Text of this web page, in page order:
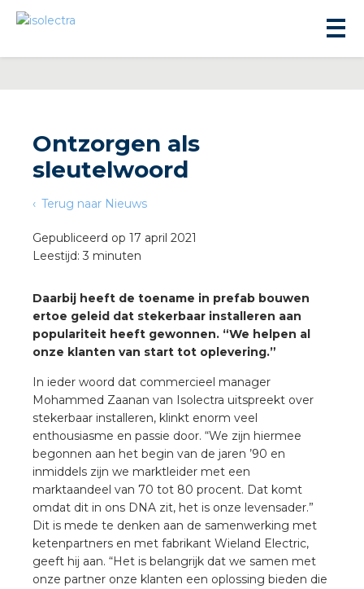
Ontzorgen als
sleutelwoord
Terug naar Nieuws
Gepubliceerd op 17 april 2021
Leestijd: 3 minuten
Daarbij heeft de toename in prefab bouwen
ertoe geleid dat stekerbaar installeren aan
populariteit heeft gewonnen. “We helpen al
onze klanten van start tot oplevering.”
In ieder woord dat commercieel manager
Mohammed Zaanan van Isolectra uitspreekt over
stekerbaar installeren, klinkt enorm veel
enthousiasme en passie door. “We zijn hiermee
begonnen aan het begin van de jaren ’90 en
inmiddels zijn we marktleider met een
marktaandeel van 70 tot 80 procent. Dat komt
omdat dit in ons DNA zit, het is onze levensader.”
Dit is mede te denken aan de samenwerking met
ketenpartners en met fabrikant Wieland Electric,
geeft hij aan. “Het is belangrijk dat we samen met
onze partner onze klanten een oplossing bieden die
installeren
installeren
installeren